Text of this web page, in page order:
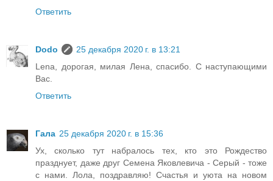
Ответить
Dodo
25 декабря 2020 г. в 13:21
Lena, дорогая, милая Лена, спасибо. С наступающими
Вас.
Ответить
Гала 25 декабря 2020 г. в 15:36
Ух, сколько тут набралось тех, кто это Рождество
празднует, даже друг Семена Яковлевича - Серый - тоже
с нами. Лола, поздравляю! Счастья и уюта на новом